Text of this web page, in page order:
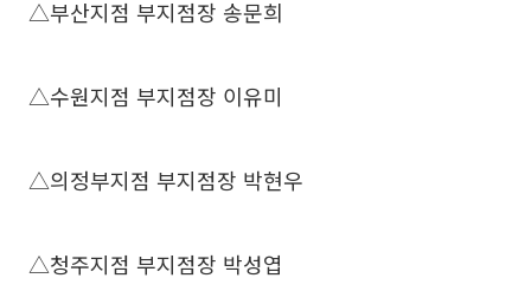
△부산지점 부지점장 송문희
△수원지점 부지점장 이유미
△의정부지점 부지점장 박현우
△청주지점 부지점장 박성엽